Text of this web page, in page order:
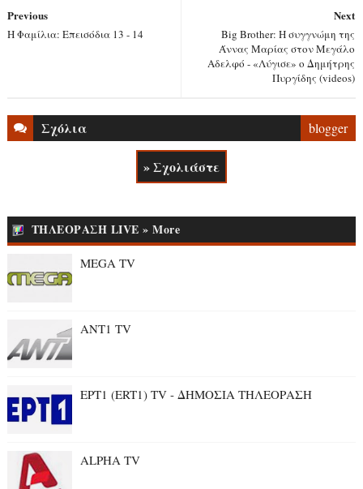
Next
Big Brother: Η συγγνώμη της
Άννας Μαρίας στον Μεγάλο
Αδελφό - «Λύγισε» ο Δημήτρης
Πυργίδης (videos)
Previous
Η Φαμίλια: Επεισόδια 13 - 14
Σχόλια blogger
» Σχολιάστε
ΤΗΛΕΟΡΑΣΗ LIVE » More
MEGA TV
ANT1 TV
ΕΡΤ1 (ERT1) TV - ΔΗΜΟΣΙΑ ΤΗΛΕΟΡΑΣΗ
ALPHA TV